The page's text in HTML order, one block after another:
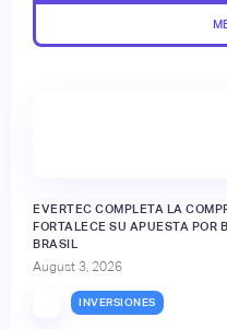
EVERTEC COMPLETA LA
FORTALECE SU APUESTA POR
BRASIL
August 3, 2026
INVERSIONES